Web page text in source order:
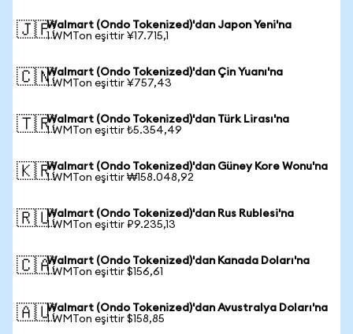
🇯🇵Walmart (Ondo Tokenized)'dan Japon Yeni'na
1 WMTon eşittir ¥17.715,1
🇨🇳Walmart (Ondo Tokenized)'dan Çin Yuanı'na
1 WMTon eşittir ¥757,43
🇹🇷Walmart (Ondo Tokenized)'dan Türk Lirası'na
1 WMTon eşittir ₺5.354,49
🇰🇷Walmart (Ondo Tokenized)'dan Güney Kore Wonu'na
1 WMTon eşittir ₩158.048,92
🇷🇺Walmart (Ondo Tokenized)'dan Rus Rublesi'na
1 WMTon eşittir ₽9.235,13
🇨🇦Walmart (Ondo Tokenized)'dan Kanada Doları'na
1 WMTon eşittir $156,61
🇦🇺Walmart (Ondo Tokenized)'dan Avustralya Doları'na
1 WMTon eşittir $158,85